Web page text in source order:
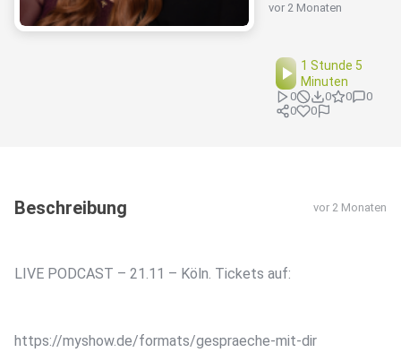
vor 2 Monaten
1 Stunde 5
Minuten
0 0 0
0
0
0
Beschreibung vor 2 Monaten
LIVE PODCAST – 21.11 – Köln. Tickets auf:
https://myshow.de/formats/gespraeche-mit-dir